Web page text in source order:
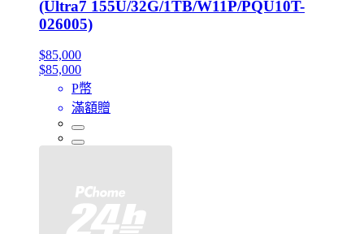
(Ultra7 155U/32G/1TB/W11P/PQU10T-
026005)
$85,000
$85,000
P幣
滿額贈